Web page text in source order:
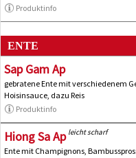
Produktinfo
ENTE
Sap Gam Ap
gebratene Ente mit verschiedenem
Hoisinsauce, dazu Reis
Produktinfo
Hiong Sa Ap leicht scharf
Ente mit Champignons,